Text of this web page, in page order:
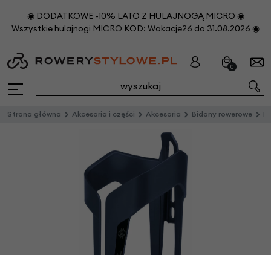
◉ DODATKOWE -10% LATO Z HULAJNOGĄ MICRO ◉
Wszystkie hulajnogi MICRO KOD: Wakacje26 do 31.08.2026 ◉
0
Strona główna Akcesoria i części Akcesoria Bidony rowerowe